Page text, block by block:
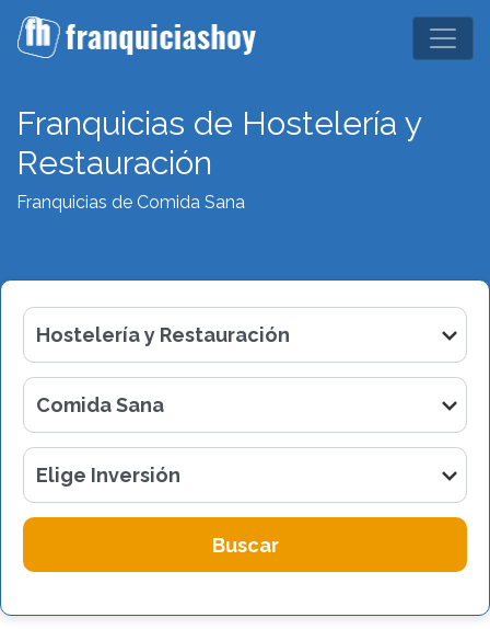
Franquicias de Hostelería y
Restauración
Franquicias de Comida Sana
Buscar